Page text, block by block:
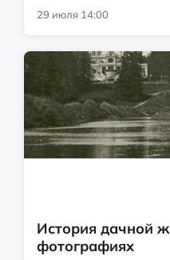
29 июля 14:00
История дачной
фотографиях